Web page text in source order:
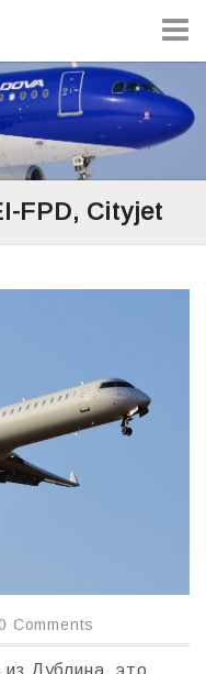
FPD, Cityjet
Comments